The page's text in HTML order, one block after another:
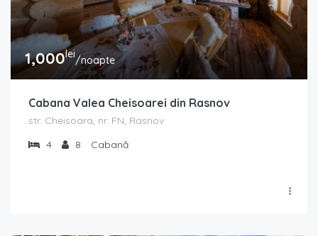
1,000lei/noapte
Cabana Valea Cheisoarei din Rasnov
str. Cheisoara, nr. FN, Rasnov
4
8 Cabană